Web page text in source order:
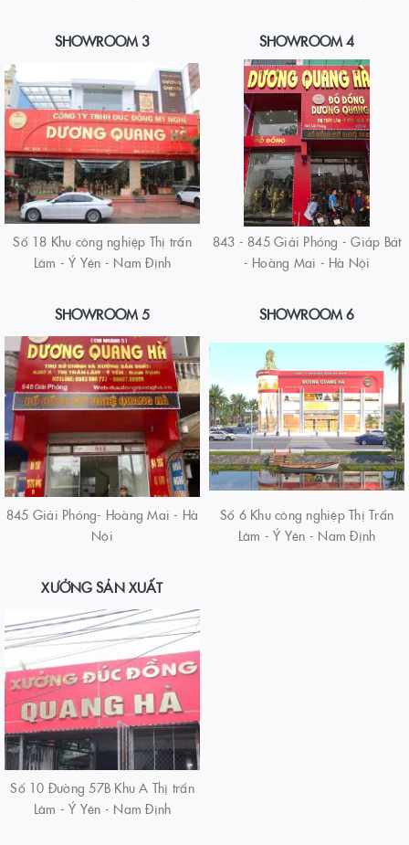
SHOWROOM 3
Số 18 Khu công nghiệp Thị trấn
Lâm - Ý Yên - Nam Định
SHOWROOM 4
843 - 845 Giải Phóng - Giáp Bát
- Hoàng Mai - Hà Nội
SHOWROOM 5
845 Giải Phóng- Hoàng Mai - Hà
Nội
SHOWROOM 6
Số 6 Khu công nghiệp Thị Trấn
Lâm - Ý Yên - Nam Định
XƯỞNG SẢN XUẤT
Số 10 Đường 57B Khu A Thị trấn
Lâm - Ý Yên - Nam Định